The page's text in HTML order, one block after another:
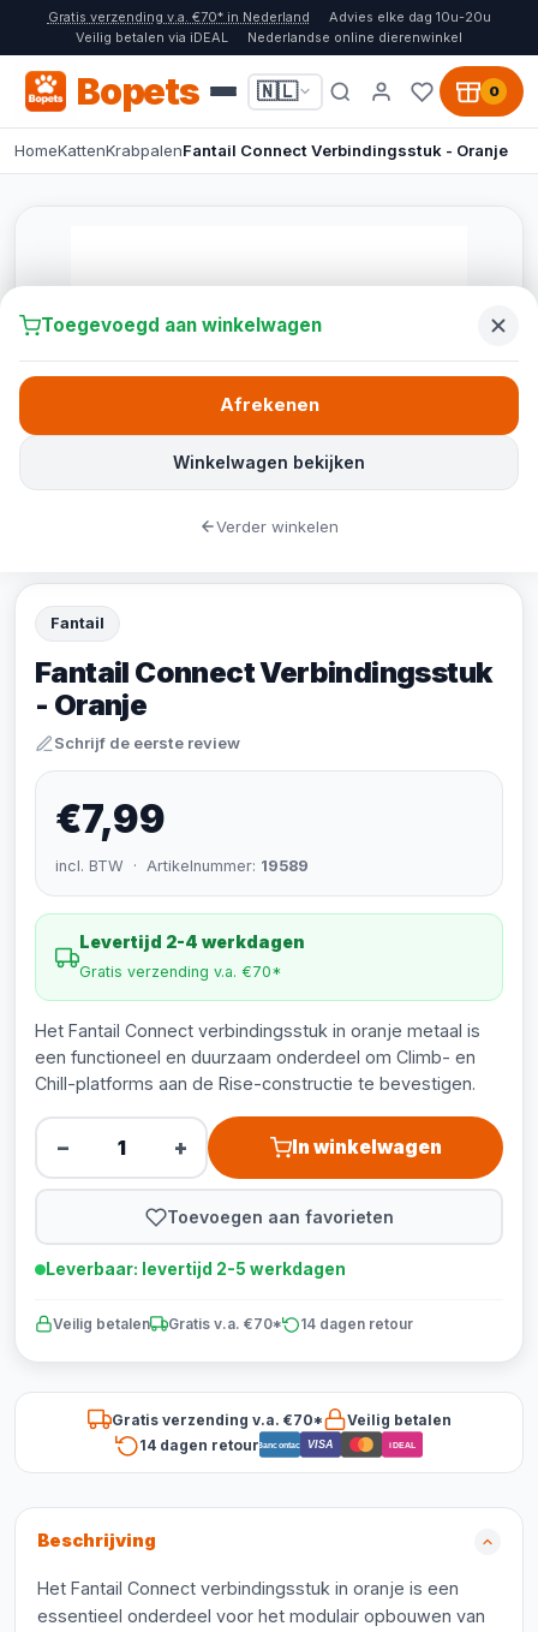
Gratis verzending v.a. €70* in Nederland
Advies elke dag 10u-20u
Veilig betalen via iDEAL
Nederlandse online dierenwinkel
Bopets 🇳🇱 0
HomeKattenKrabpalenFantail Connect Verbindingsstuk - Oranje
Fantail
Fantail Connect Verbindingsstuk
- Oranje
Schrijf de eerste review
€7,99
incl. BTW · Artikelnummer: 19589
Levertijd 2-4 werkdagen
Gratis verzending v.a. €70*
Het Fantail Connect verbindingsstuk in oranje metaal is
een functioneel en duurzaam onderdeel om Climb- en
Chill-platforms aan de Rise-constructie te bevestigen.
− + In winkelwagen
Toevoegen aan favorieten
Leverbaar: levertijd 2-5 werkdagen
Veilig betalen Gratis v.a. €70* 14 dagen retour
Gratis verzending v.a. €70*
Veilig betalen
14 dagen retourBancontact VISA iDEAL
Beschrijving
Het Fantail Connect verbindingsstuk in oranje is een
essentieel onderdeel voor het modulair opbouwen van
Toegevoegd aan winkelwagen
Winkelwagen bekijken
Afrekenen
Verder winkelen